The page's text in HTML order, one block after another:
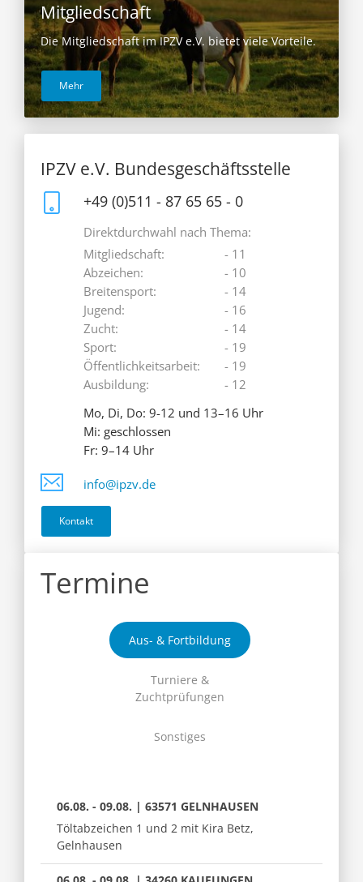
Mitgliedschaft
Die Mitgliedschaft im IPZV e.V. bietet viele Vorteile.
Mehr
IPZV e.V. Bundesgeschäftsstelle
+49 (0)511 - 87 65 65 - 0
Direktdurchwahl nach Thema:
Mitgliedschaft:
Abzeichen:
Breitensport:
Jugend:
Zucht:
Sport:
Öffentlichkeitsarbeit:
Ausbildung:
- 11
- 10
- 14
- 16
- 14
- 19
- 19
- 12
Mo, Di, Do: 9-12 und 13–16 Uhr
Mi: geschlossen
Fr: 9–14 Uhr
info@ipzv.de
Kontakt
Termine
Aus- & Fortbildung
Turniere &
Zuchtprüfungen
Sonstiges
06.08. - 09.08. | 63571 GELNHAUSEN
Töltabzeichen 1 und 2 mit Kira Betz,
Gelnhausen